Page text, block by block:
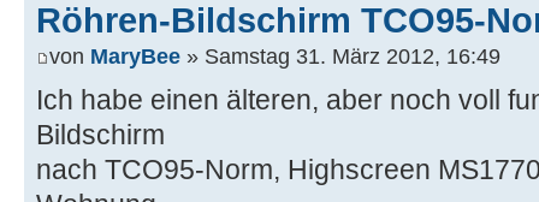
Röhren-Bildschirm TCO95-
von MaryBee » Samstag 31. März 2012, 16:49
Ich habe einen älteren, aber noch voll
Bildschirm
nach TCO95-Norm, Highscreen